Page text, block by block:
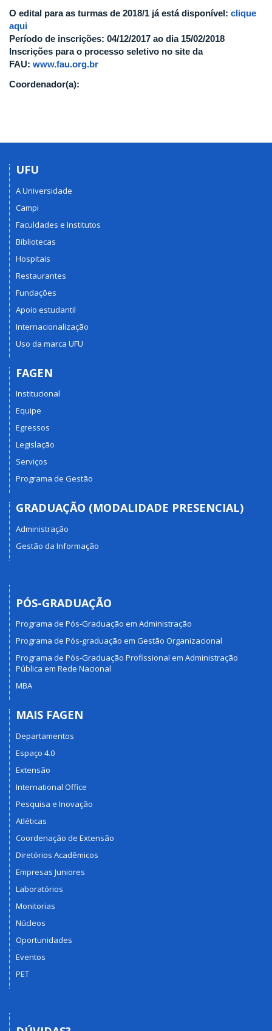
O edital para as turmas de 2018/1 já está disponível: clique
aqui
Período de inscrições: 04/12/2017 ao dia 15/02/2018
Inscrições para o processo seletivo no site da
FAU: www.fau.org.br
Coordenador(a):
UFU
A Universidade
Campi
Faculdades e Institutos
Bibliotecas
Hospitais
Restaurantes
Fundações
Apoio estudantil
Internacionalização
Uso da marca UFU
FAGEN
Institucional
Equipe
Egressos
Legislação
Serviços
Programa de Gestão
GRADUAÇÃO (MODALIDADE PRESENCIAL)
Administração
Gestão da Informação
PÓS-GRADUAÇÃO
Programa de Pós-Graduação em Administração
Programa de Pós-graduação em Gestão Organizacional
Programa de Pós-Graduação Profissional em Administração
Pública em Rede Nacional
MBA
MAIS FAGEN
Departamentos
Espaço 4.0
Extensão
International Office
Pesquisa e Inovação
Atléticas
Coordenação de Extensão
Diretórios Acadêmicos
Empresas Juniores
Laboratórios
Monitorias
Núcleos
Oportunidades
Eventos
PET